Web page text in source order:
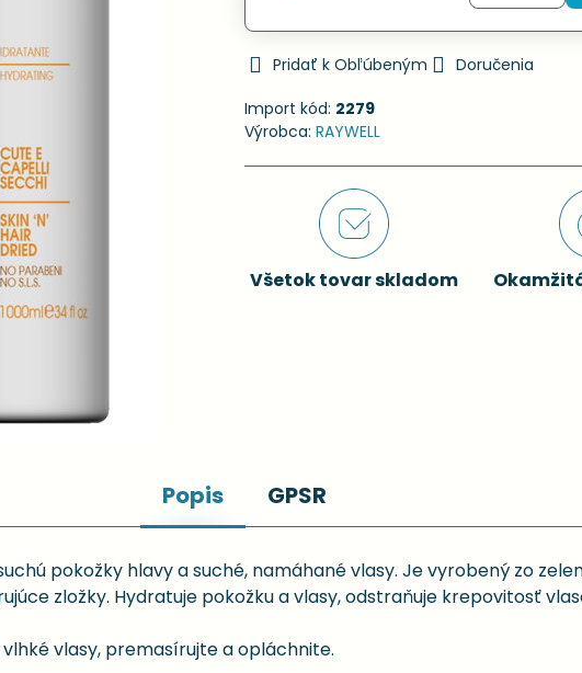
Pridať k Obľúbeným
Doručenia
Import kód: 2279
Výrobca: RAYWELL
Všetok tovar skladom
Popis GPSR
pokožky hlavy a suché, namáhané vlasy. Je vyrobený zo
zložky. Hydratuje pokožku a vlasy, odstraňuje krepovitosť
vlasy, premasírujte a opláchnite.